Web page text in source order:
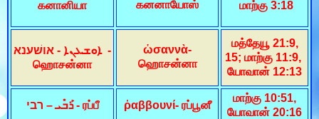
கனானியா
கனனாயோஸ்
மாற்கு 3:18
ܐܘܫܥܢܐ - אושׁענא -
ஹொசன்னா
ὡσαννὰ-
ஹொசன்னா
மத்தேயூ 21:9,
15; மாற்கு 11:9,
யோவான் 12:13
ܪܰܒ݁ܺܝ – רבי - ரப்பீ ῥαββουνί- ரப்பூனீ
மாற்கு 10:51,
யோவான் 20:16